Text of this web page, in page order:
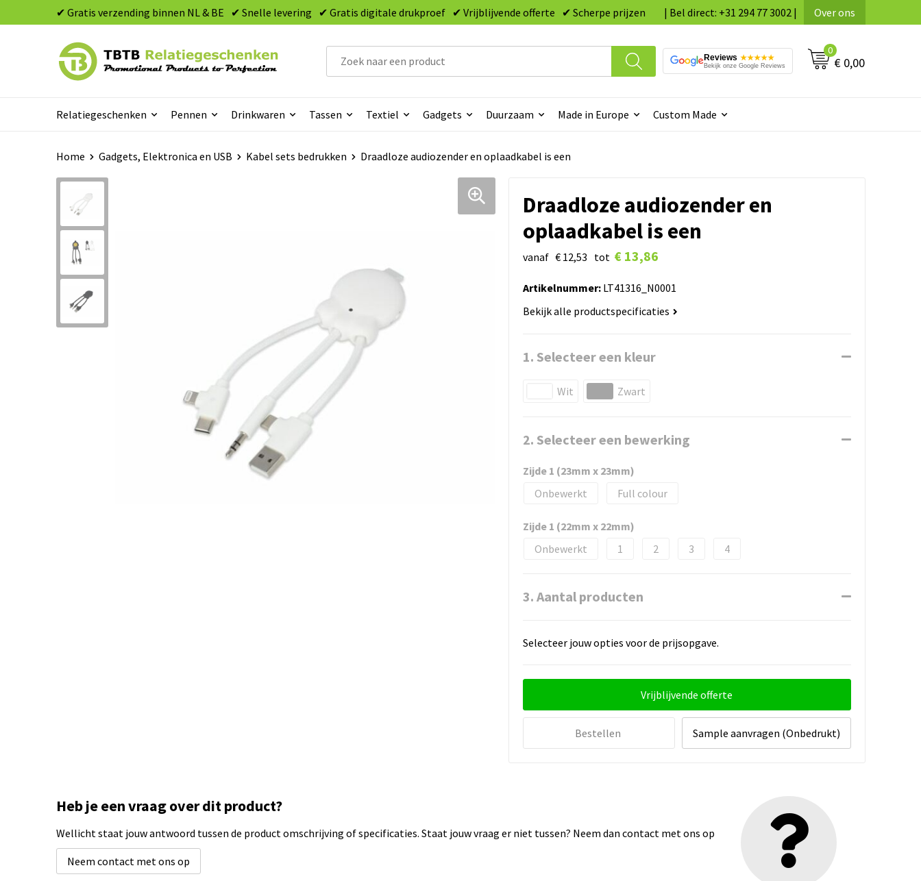
✔ Gratis verzending binnen NL & BE ✔ Snelle levering ✔ Gratis digitale drukproef ✔ Vrijblijvende offerte ✔ Scherpe prijzen | Bel direct: +31 294 77 3002 | Over ons
Reviews ★★★★★
Bekijk onze Google Reviews
0
€ 0,00
Relatiegeschenken Pennen Drinkwaren Tassen Textiel Gadgets Duurzaam Made in Europe Custom Made
Home Gadgets, Elektronica en USB Kabel sets bedrukken Draadloze audiozender en oplaadkabel is een
Draadloze audiozender en
oplaadkabel is een
vanaf € 12,53 tot € 13,86
Artikelnummer:LT41316_N0001
Bekijk alle productspecificaties
1. Selecteer een kleur
Wit Zwart
2. Selecteer een bewerking
Zijde 1 (23mm x 23mm)
Onbewerkt
Full colour
Zijde 1 (22mm x 22mm)
Onbewerkt
1 2 3 4
3. Aantal producten
Selecteer jouw opties voor de prijsopgave.
Vrijblijvende offerte
Bestellen Sample aanvragen (Onbedrukt)
Heb je een vraag over dit product?
Wellicht staat jouw antwoord tussen de product omschrijving of specificaties. Staat jouw vraag er niet tussen? Neem dan contact met ons op
Neem contact met ons op